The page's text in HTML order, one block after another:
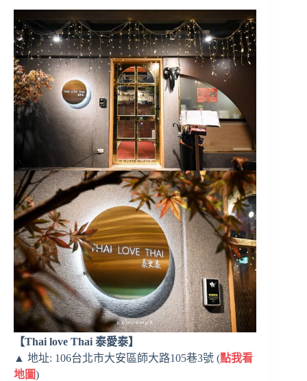
【Thai love Thai 泰愛泰】
▲ 地址: 106台北市大安區師大路105巷3號 (點我看
地圖)